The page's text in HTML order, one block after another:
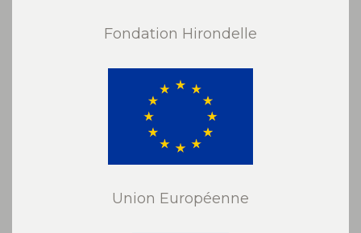
Fondation Hirondelle
Union Européenne